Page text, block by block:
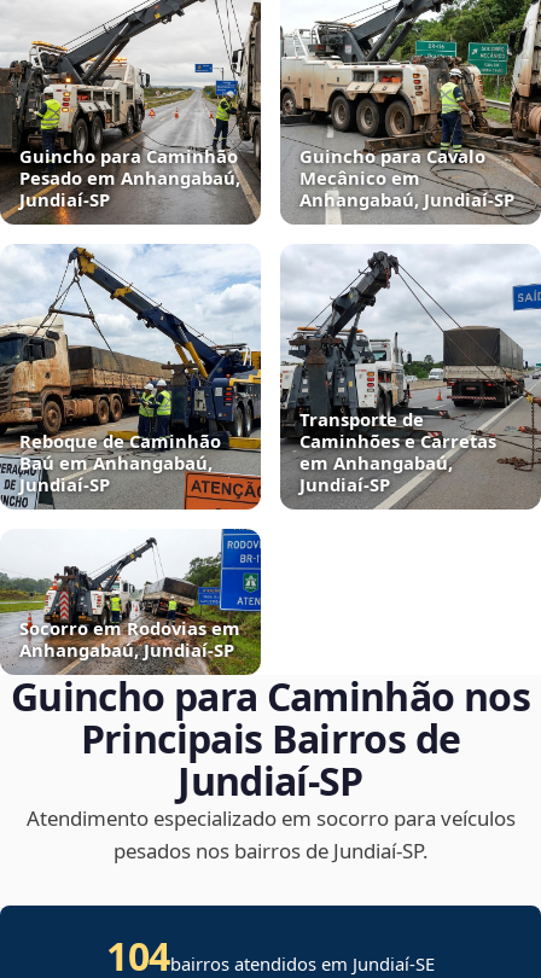
Guincho para Caminhão
Pesado em Anhangabaú,
Jundiaí‑SP
Guincho para Cavalo
Mecânico em
Anhangabaú, Jundiaí‑SP
Reboque de Caminhão
Baú em Anhangabaú,
Jundiaí‑SP
Transporte de
Caminhões e Carretas
em Anhangabaú,
Jundiaí‑SP
Socorro em Rodovias em
Anhangabaú, Jundiaí‑SP
Guincho para Caminhão nos
Principais Bairros de
Jundiaí‑SP
Atendimento especializado em socorro para veículos
pesados nos bairros de Jundiaí‑SP.
104bairros atendidos em Jundiaí-SE